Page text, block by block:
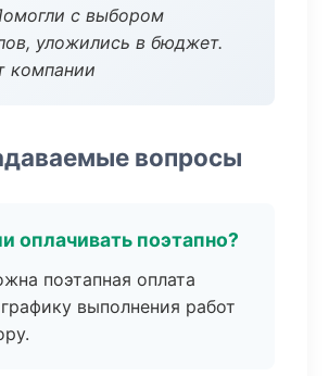
с выбором
уложились в бюджет.
компании
вопросы
оплачивать поэтапно?
поэтапная оплата
выполнения работ